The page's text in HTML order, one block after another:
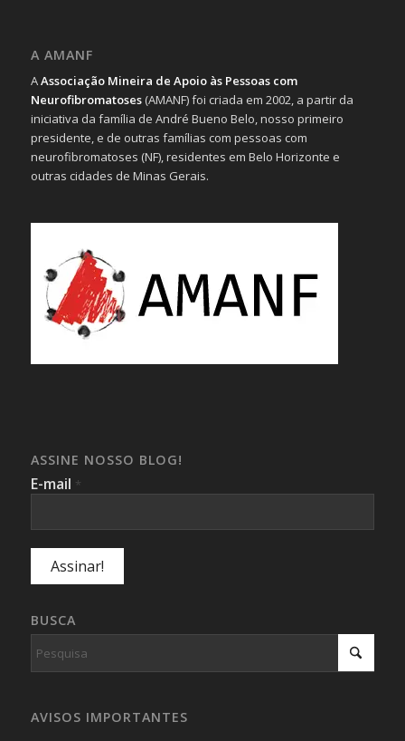
A AMANF
AAssociação Mineira de Apoio às Pessoas com
Neurofibromatoses(AMANF) foi criada em 2002, a partir da
iniciativa da família de André Bueno Belo, nosso primeiro
presidente, e de outras famílias com pessoas com
neurofibromatoses (NF), residentes em Belo Horizonte e
outras cidades de Minas Gerais.
ASSINE NOSSO BLOG!
E-mail *
BUSCA
AVISOS IMPORTANTES